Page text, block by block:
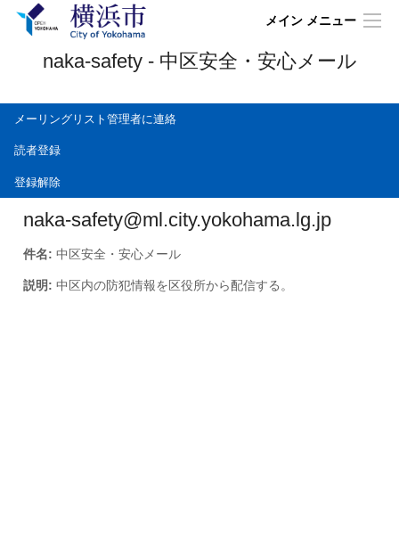
メイン メニュー
naka-safety - 中区安全・安心メール
メーリングリスト管理者に連絡
読者登録
登録解除
naka-safety@ml.city.yokohama.lg.jp
件名: 中区安全・安心メール
説明: 中区内の防犯情報を区役所から配信する。